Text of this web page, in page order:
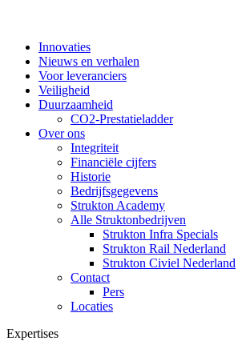
Innovaties
Nieuws en verhalen
Voor leveranciers
Veiligheid
Duurzaamheid
CO2-Prestatieladder
Over ons
Integriteit
Financiële cijfers
Historie
Bedrijfsgegevens
Strukton Academy
Alle Struktonbedrijven
Strukton Infra Specials
Strukton Rail Nederland
Strukton Civiel Nederland
Contact
Pers
Locaties
Expertises